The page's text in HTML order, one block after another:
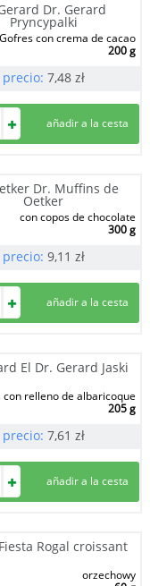
Dr. Gerard
Pryncypalki
Gofres con crema de cacao
200 g
precio: 7,48 zł
Dr. Muffins de
Oetker
con copos de chocolate
300 g
precio: 9,11 zł
El Dr. Gerard Jaski
con relleno de albaricoque
205 g
precio: 7,61 zł
Rogal croissant
orzechowy